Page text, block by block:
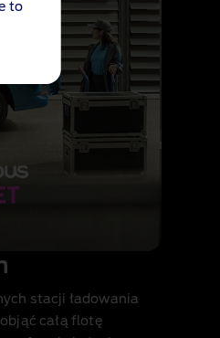
to
stacji ładowania
całą flotę